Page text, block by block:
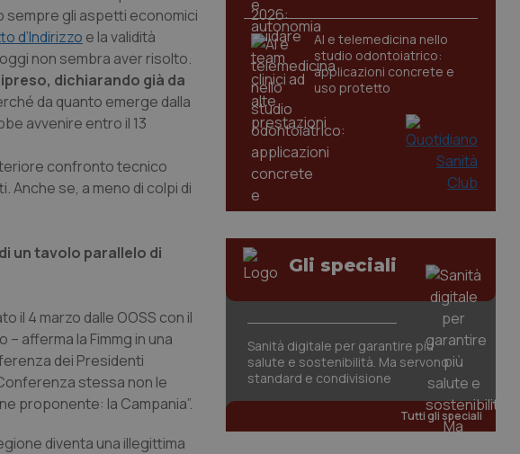
sempre gli aspetti economici
d’Indirizzo e la validità
non sembra aver risolto.
dichiarando già da
da quanto emerge dalla
avvenire entro il 13
confronto tecnico
Anche se, a meno di colpi di
un tavolo parallelo di
il 4 marzo dalle OOSS con il
afferma la Fimmg in una
dei Presidenti
stessa non le
proponente: la Campania”.
diventa una illegittima
AI e telemedicina nello
studio odontoiatrico:
applicazioni concrete e
uso protetto
Gli speciali
Sanità digitale per garantire più
salute e sostenibilità. Ma servono
standard e condivisione
Tutti gli speciali